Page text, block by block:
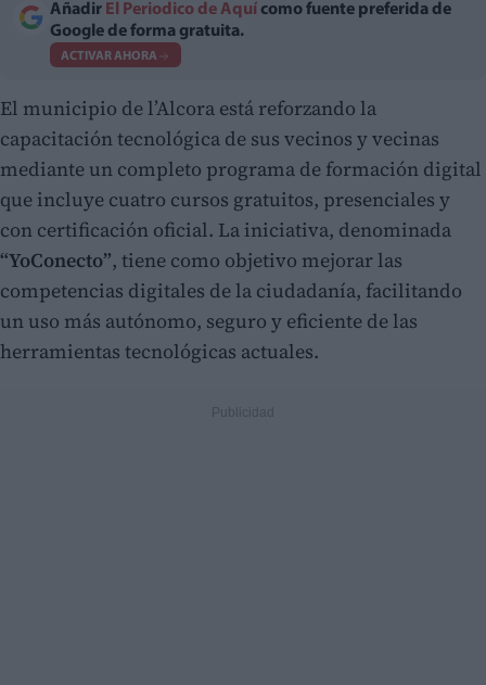
Añadir El Periodico de Aquí como fuente preferida de
Google de forma gratuita.
ACTIVAR AHORA
El municipio de l’Alcora está reforzando la
capacitación tecnológica de sus vecinos y vecinas
mediante un completo programa de formación digital
que incluye cuatro cursos gratuitos, presenciales y
con certificación oficial. La iniciativa, denominada
“YoConecto”, tiene como objetivo mejorar las
competencias digitales de la ciudadanía, facilitando
un uso más autónomo, seguro y eficiente de las
herramientas tecnológicas actuales.